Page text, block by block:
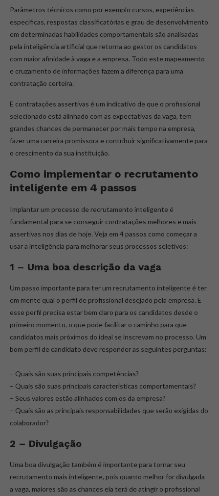
Parâmetros técnicos como por exemplo cursos, experiências
específicas, respostas classificatórias e grau de desenvolvimento
em determinadas habilidades comportamentais são analisadas
pela inteligência artificial que retorna ao gestor os candidatos
com maior afinidade à vaga e a empresa. Todo este mapeamento
e cruzamento de informações fazem a diferença para uma
contratação certeira.
E contratações assertivas é um indicativo de que o profissional
selecionado está alinhado com as expectativas da vaga, tem
grandes chances de permanecer por mais tempo na empresa,
fazer uma carreira promissora e contribuir significativamente para
o crescimento da sua instituição.
Como implementar o recrutamento
inteligente em 4 passos
Implantar um processo de recrutamento inteligente é
fundamental para se conseguir contratações melhores e mais
assertivas nos dias de hoje. Veja em 4 passos como começar a
usar a inteligência para melhorar seus processos seletivos:
1 – Uma boa descrição da vaga
Um passo importante para ter um recrutamento inteligente é ter
em mente qual o perfil de profissional desejado pela empresa. E
esse perfil precisa estar bem claro para os candidatos desde o
primeiro momento, o que pode facilitar o caminho para que
candidatos mais próximos do ideal se inscrevam no processo. Um
bom perfil de candidato deve responder as seguintes perguntas:
– Quais são suas principais competências?
– Quais são suas principais características comportamentais?
– Seus valores estão alinhados com os da empresa?
– Quais são as principais responsabilidades que serão exigidas do
colaborador?
2 – Divulgação
Uma boa divulgação também é importante para tornar seu
recrutamento mais inteligente, pois quanto melhor for divulgada
a vaga, maiores são as chances ela terá de atingir o profissional